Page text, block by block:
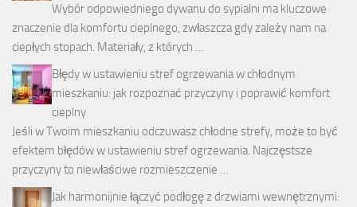
Wybór odpowiedniego dywanu do sypialni ma kluczowe
znaczenie dla komfortu cieplnego, zwłaszcza gdy zależy nam na
ciepłych stopach. Materiały, z których …
Błędy w ustawieniu stref ogrzewania w chłodnym
mieszkaniu: jak rozpoznać przyczyny i poprawić komfort
cieplny
Jeśli w Twoim mieszkaniu odczuwasz chłodne strefy, może to być
efektem błędów w ustawieniu stref ogrzewania. Najczęstsze
przyczyny to niewłaściwe rozmieszczenie …
Jak harmonijnie łączyć podłogę z drzwiami wewnętrznymi: